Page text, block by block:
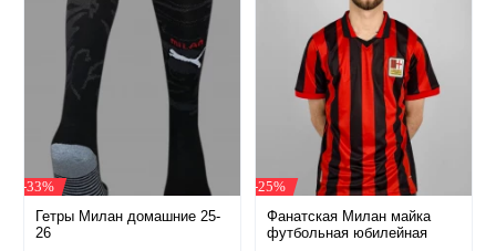
-33%
Гетры Милан домашние 25-
26
-25%
Фанатская Милан майка
футбольная юбилейная